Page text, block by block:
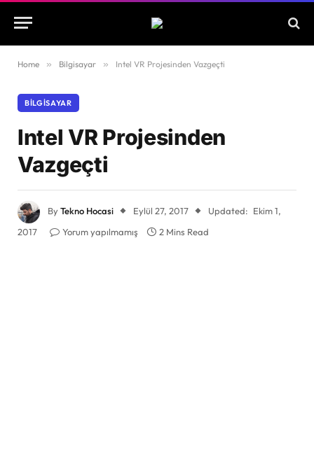
Home » Bilgisayar » Intel VR Projesinden Vazgeçti
BILGISAYAR
Intel VR Projesinden
Vazgeçti
ByTekno Hocasi Eylül 27, 2017 Updated: Ekim 1,
2017
Yorum yapılmamış 2 Mins Read